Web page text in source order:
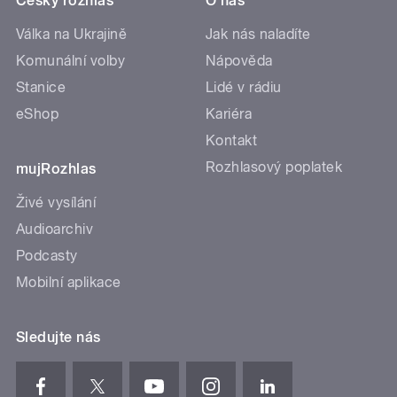
Válka na Ukrajině
Komunální volby
Stanice
eShop
mujRozhlas
Živé vysílání
Audioarchiv
Podcasty
Mobilní aplikace
Jak nás naladíte
Nápověda
Lidé v rádiu
Kariéra
Kontakt
Rozhlasový poplatek
Sledujte nás